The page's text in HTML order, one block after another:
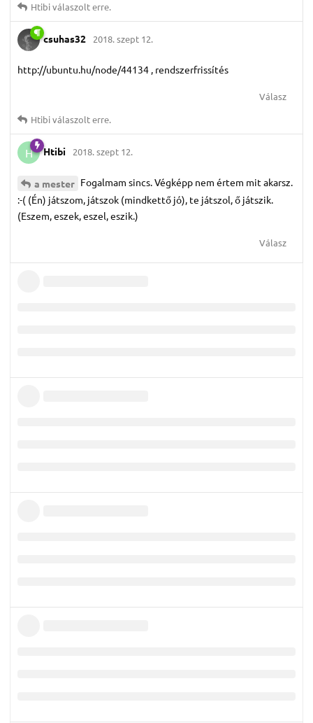
Htibiválaszolt erre.
csuhas32 2018. szept 12.
http://ubuntu.hu/node/44134 , rendszerfrissítés
Válasz
Htibiválaszolt erre.
H Htibi 2018. szept 12.
a mester Fogalmam sincs. Végképp nem értem mit akarsz.
:-( (Én) játszom, játszok (mindkettő jó), te játszol, ő játszik.
(Eszem, eszek, eszel, eszik.)
Válasz